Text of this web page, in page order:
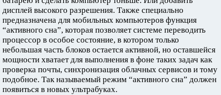
дисплей высокого разрешения. Также специально
предназначена для мобильных компьютеров функция
“активного сна”, которая позволяет системе переводить
процессор в особое состояние, в котором только
небольшая часть блоков остается активной, но оставшейся
мощности хватает для выполнения в фоне таких задач как
проверка почты, синхронизация облачных сервисов и тому
подобное. Так называемый режим “активного сна” должен
появиться в новых ультрабуках.